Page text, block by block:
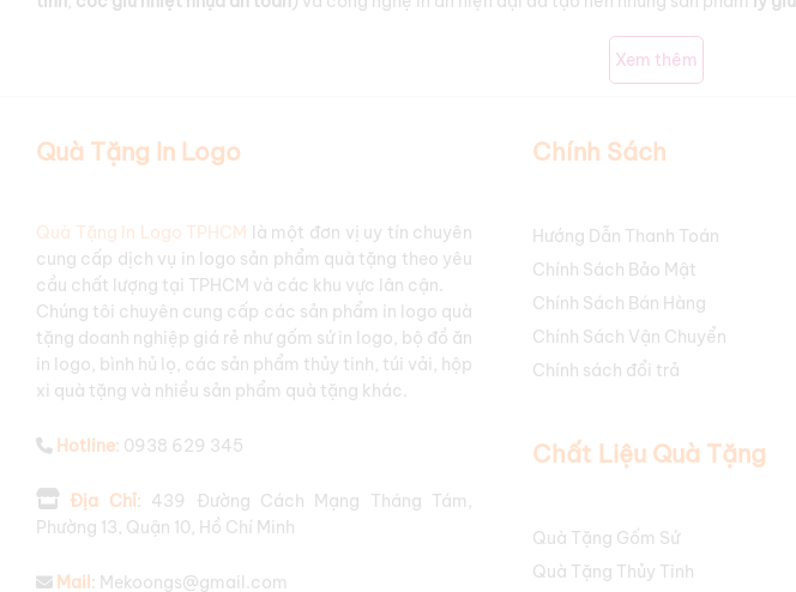
Báo giá ly cốc giữ nhiệt in logo chi tiết năm
thuộc vào nhiều yếu tố như:
thương hiệu.
Dung tích:
Bình giữ nhiệt
có dung tích lớn hơn thường có giá cao hơn.
Công nghệ in ấn: Các công nghệ nhưin UV,khắc laser in chuyển nhiệt,in lụasẽ có mức
sắc bền và chi tiết rõ nét.
Số lượng đặt hàng:Đặt hàng với số lượng lớn thường sẽ có chiết khấu tốt hơn.
Độ phức tạp của thiết kế logo: Logo có nhiều chi tiết phức tạp có thể làm tăng chi phí in ấn.
Thương hiệu:Các thương hiệu nổi tiếng như Ly giữ nhiệt Lock&Lock , Cốc giữ nhiệt Elmich
Để nhận được báo giá chi tiết và tốt nhất cho đơn hàng
của bạn
Logo qua số điện thoại 0879071727 quatanginlogo.com. Chúng tôi
Xem thêm
Quà Tặng In Logo
Quà Tặng In Logo TPHCM
là một đơn vị uy tín chuyên
cung cấp dịch vụ in logo sản phẩm quà tặng theo yêu
cầu chất lượng tại TPHCM và các khu vực lân cận.
Chúng tôi chuyên cung cấp các sản phẩm in logo quà
tặng doanh nghiệp giá rẻ như gốm sứ in logo, bộ đồ ăn
in logo, bình hủ lọ, các sản phẩm thủy tinh, túi vải, hộp
xi quà tặng và nhiều sản phẩm quà tặng khác.
Hotline : 0938 629 345
Địa Chỉ: 439 Đường Cách Mạng Tháng Tám,
Phường 13, Quận 10, Hồ Chí Minh
Mail : Mekoongs@gmail.com
Chính Sách
Hướng Dẫn Thanh Toán
Chính Sách Bảo Mật
Chính Sách Bán Hàng
Chính Sách Vận Chuyển
Chính sách đổi trả
Chất Liệu Quà Tặng
Quà Tặng Gốm Sứ
Quà Tặng Thủy Tinh